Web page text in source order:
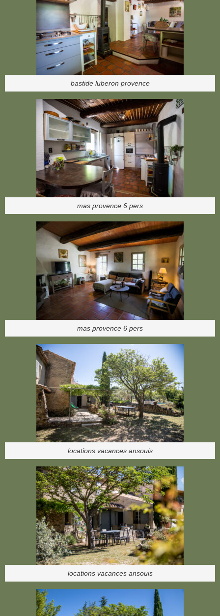
bastide luberon provence
mas provence 6 pers
mas provence 6 pers
locations vacances ansouis
locations vacances ansouis